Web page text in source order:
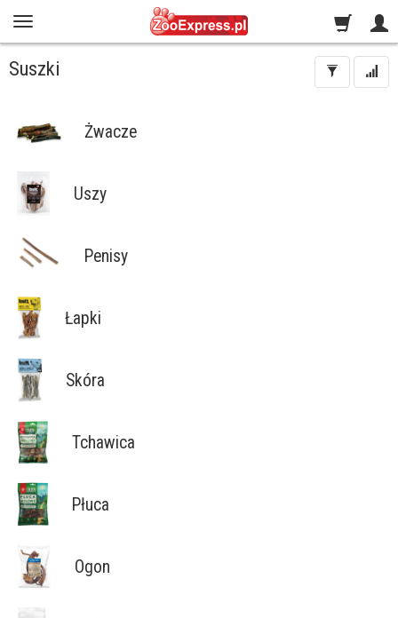
Suszki
Żwacze
Uszy
Penisy
Łapki
Skóra
Tchawica
Płuca
Ogon